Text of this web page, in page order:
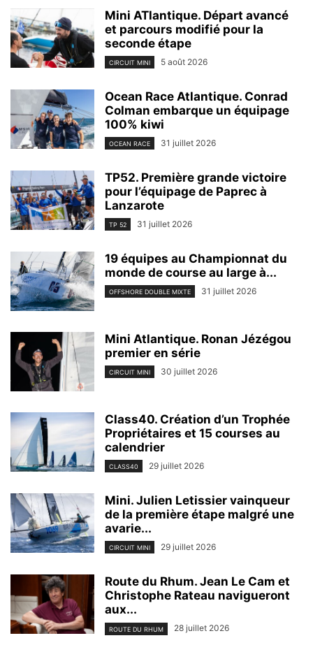
Mini ATlantique. Départ avancé
et parcours modifié pour la
seconde étape
CIRCUIT MINI 5 août 2026
Ocean Race Atlantique. Conrad
Colman embarque un équipage
100% kiwi
OCEAN RACE 31 juillet 2026
TP52. Première grande victoire
pour l’équipage de Paprec à
Lanzarote
TP 52 31 juillet 2026
19 équipes au Championnat du
monde de course au large à...
OFFSHORE DOUBLE MIXTE 31 juillet 2026
Mini Atlantique. Ronan Jézégou
premier en série
CIRCUIT MINI 30 juillet 2026
Class40. Création d’un Trophée
Propriétaires et 15 courses au
calendrier
CLASS40 29 juillet 2026
Mini. Julien Letissier vainqueur
de la première étape malgré une
avarie...
CIRCUIT MINI 29 juillet 2026
Route du Rhum. Jean Le Cam et
Christophe Rateau navigueront
aux...
ROUTE DU RHUM 28 juillet 2026